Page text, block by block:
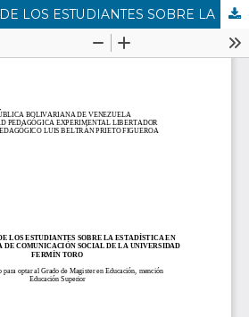
PERCEPCIONES DE LOS ESTUDIANTES SOBRE LA ESTADÍSTICA EN LA LICENCIATURA DE COMUNICACIÓN SOCIAL